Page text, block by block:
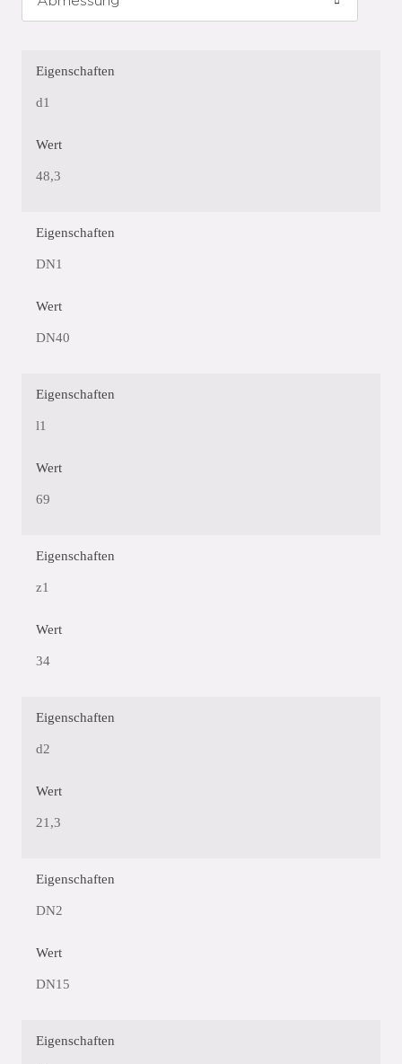
Eigenschaften
d1
Wert
48,3
Eigenschaften
DN1
Wert
DN40
Eigenschaften
l1
Wert
69
Eigenschaften
z1
Wert
34
Eigenschaften
d2
Wert
21,3
Eigenschaften
DN2
Wert
DN15
Eigenschaften